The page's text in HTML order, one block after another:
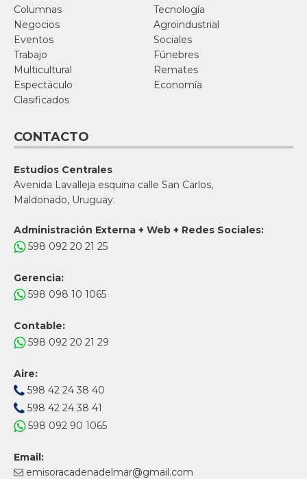
Columnas
Tecnología
Negocios
Agroindustrial
Eventos
Sociales
Trabajo
Fúnebres
Multicultural
Remates
Espectáculo
Economía
Clasificados
CONTACTO
Estudios Centrales
Avenida Lavalleja esquina calle San Carlos,
Maldonado, Uruguay.
Administración Externa + Web + Redes Sociales:
598 092 20 21 25
Gerencia:
598 098 10 1065
Contable:
598 092 20 21 29
Aire:
598 42 24 38 40
598 42 24 38 41
598 092 90 1065
Email:
emisoracadenadelmar@gmail.com